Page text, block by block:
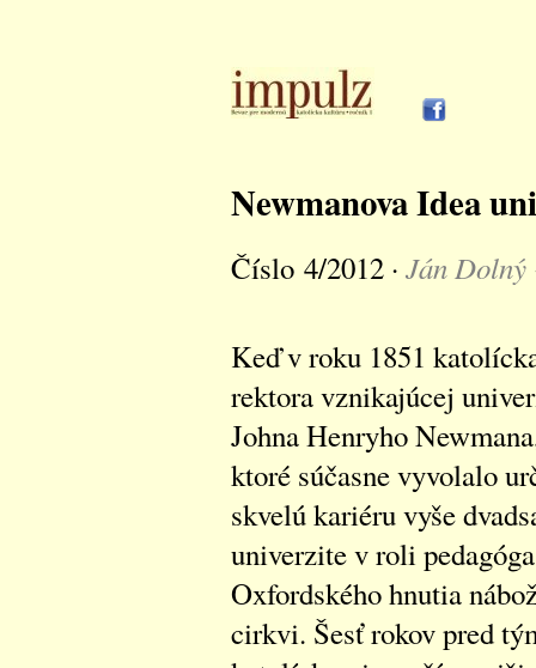
Newmanova Idea
Číslo 4/2012 · Ján Dolný
Keď v roku 1851
rektora vznikajúcej
Johna Henryho
ktoré súčasne vyvolalo
skvelú kariéru vyše
univerzite v roli
Oxfordského hnutia
cirkvi. Šesť rokov pred